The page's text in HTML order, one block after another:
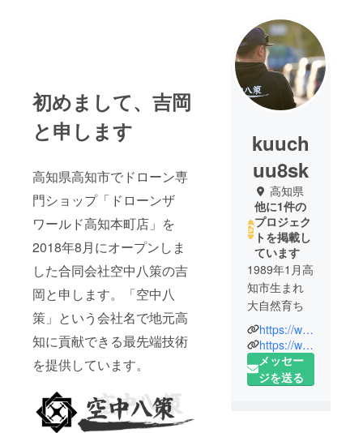
初めまして、吉岡
と申します
高知県高知市でドローン専
門ショップ「ドローンザ
ワールド高知本町店」を
2018年8月にオープンしま
した合同会社空中八策の吉
岡と申します。「空中八
策」という会社名で地元高
知に貢献できる最先端技術
を提供しています。
kuuch
uu8sk
高知県
他に1件の
プロジェク
トを掲載し
ています
1989年1月高
知市生まれ
大自然育ち
2018年8月に
空中八策と
いう会社を
https://www.youtube.com/channel/UCxtVTvoNrXOxgrRem32-X6Q/videos?view_as=subscriber
https://www.kuuchuu8sk.com/
メッセー
ジを送る